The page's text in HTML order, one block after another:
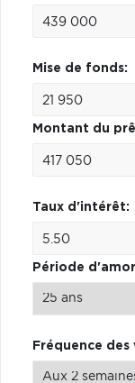
Mise de fonds:
Montant du
Taux d'intérêt:
Période
Fréquence des